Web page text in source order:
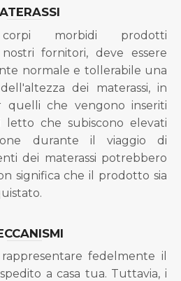
morbidi prodotti
fornitori, deve essere
normale e tollerabile una
dei materassi, in
quelli che vengono inseriti
letto che subiscono elevati
durante il viaggio di
dei materassi potrebbero
significa che il prodotto sia
fedelmente il
a casa tua. Tuttavia, i